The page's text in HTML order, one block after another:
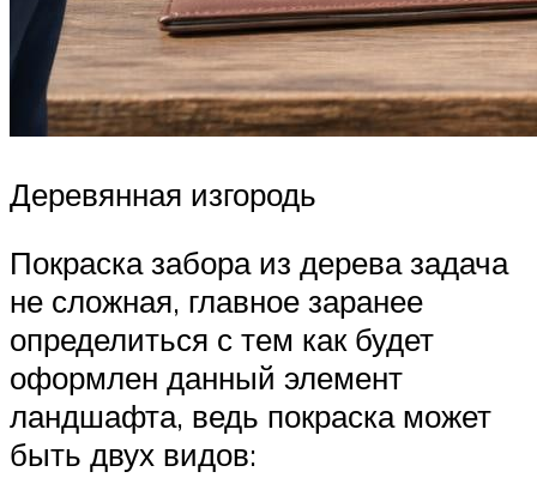
Деревянная изгородь
Покраска забора из дерева задача
не сложная, главное заранее
определиться с тем как будет
оформлен данный элемент
ландшафта, ведь покраска может
быть двух видов: